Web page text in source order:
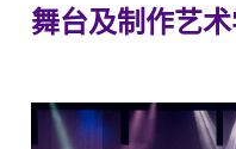
舞台及制作艺